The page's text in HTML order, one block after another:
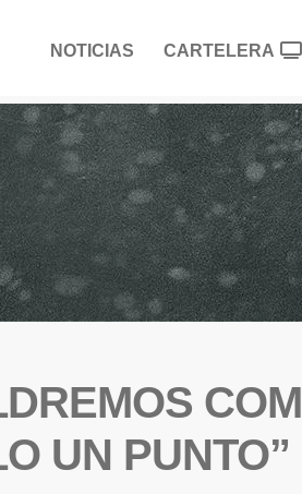
NOTICIAS CARTELERA
UN PUNTO”